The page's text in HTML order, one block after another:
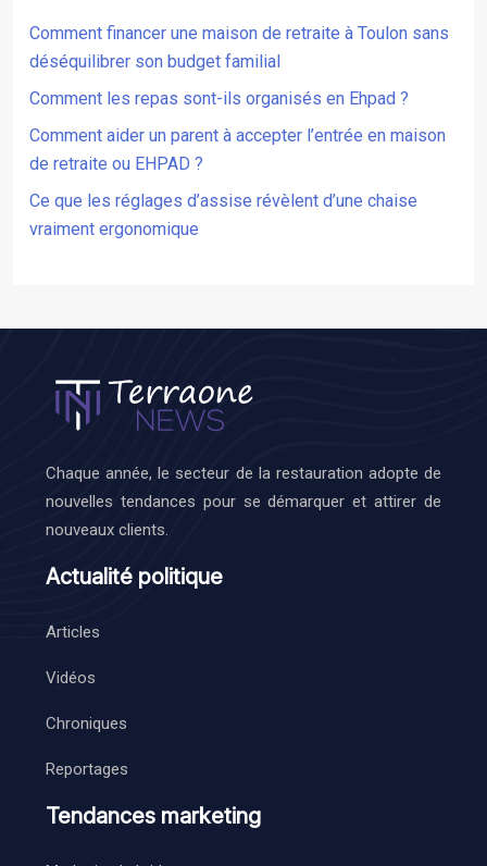
Comment financer une maison de retraite à Toulon sans
déséquilibrer son budget familial
Comment les repas sont-ils organisés en Ehpad ?
Comment aider un parent à accepter l’entrée en maison
de retraite ou EHPAD ?
Ce que les réglages d’assise révèlent d’une chaise
vraiment ergonomique
Chaque année, le secteur de la restauration adopte de
nouvelles tendances pour se démarquer et attirer de
nouveaux clients.
Actualité politique
Articles
Vidéos
Chroniques
Reportages
Tendances marketing